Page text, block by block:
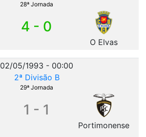
28ª Jornada
4 - 0
O Elvas
02/05/1993 - 00:00
2ª Divisão B
29ª Jornada
1 - 1
Portimonense